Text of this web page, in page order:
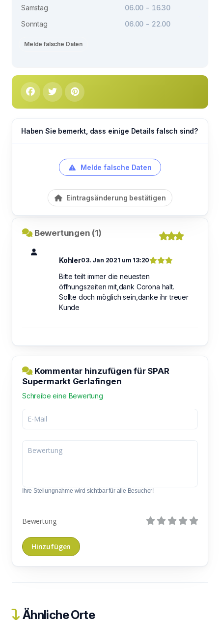
Samstag
06.00 - 16.30
Sonntag
06.00 - 22.00
Melde falsche Daten
Haben Sie bemerkt, dass einige Details falsch sind?
Melde falsche Daten
Eintragsänderung bestätigen
Bewertungen (1)
Kohler03. Jan 2021 um 13:20
Bitte teilt immer die neuesten
öffnungszeiten mit,dank Corona halt.
Sollte doch möglich sein,danke ihr treuer
Kunde
Kommentar hinzufügen für SPAR
Supermarkt Gerlafingen
Schreibe eine Bewertung
Ihre Stellungnahme wird sichtbar für alle Besucher!
Bewertung
Ähnliche Orte